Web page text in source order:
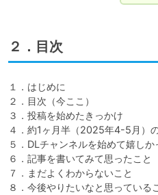
２．目次
１．はじめに
２．目次（今ここ）
３．投稿を始めたきっかけ
４．約1ヶ月半（2025年4-5月）
５．DLチャンネルを始めて嬉しか
６．記事を書いてみて思ったこと
７．まだよくわからないこと
８．今後やりたいなと思っている